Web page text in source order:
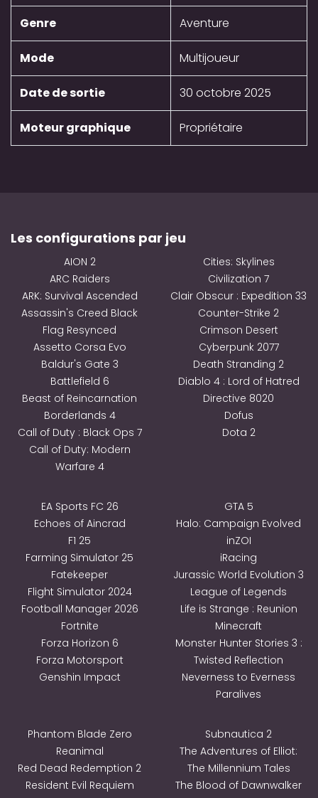
Genre Aventure
Mode Multijoueur
Date de sortie 30 octobre 2025
Moteur graphique Propriétaire
Les configurations par jeu
AION 2
ARC Raiders
ARK: Survival Ascended
Assassin's Creed Black
Flag Resynced
Assetto Corsa Evo
Baldur's Gate 3
Battlefield 6
Beast of Reincarnation
Borderlands 4
Call of Duty : Black Ops 7
Call of Duty: Modern
Warfare 4
Cities: Skylines
Civilization 7
Clair Obscur : Expedition 33
Counter-Strike 2
Crimson Desert
Cyberpunk 2077
Death Stranding 2
Diablo 4 : Lord of Hatred
Directive 8020
Dofus
Dota 2
EA Sports FC 26
Echoes of Aincrad
F1 25
Farming Simulator 25
Fatekeeper
Flight Simulator 2024
Football Manager 2026
Fortnite
Forza Horizon 6
Forza Motorsport
Genshin Impact
GTA 5
Halo: Campaign Evolved
inZOI
iRacing
Jurassic World Evolution 3
League of Legends
Life is Strange : Reunion
Minecraft
Monster Hunter Stories 3 :
Twisted Reflection
Neverness to Everness
Paralives
Phantom Blade Zero
Reanimal
Red Dead Redemption 2
Resident Evil Requiem
Subnautica 2
The Adventures of Elliot:
The Millennium Tales
The Blood of Dawnwalker